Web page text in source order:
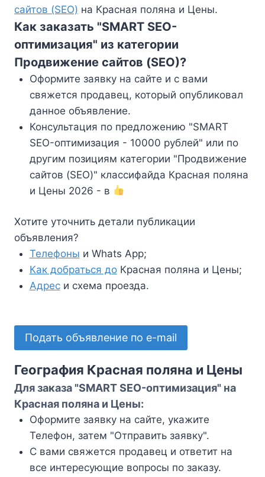
сайтов (SEO) на Красная поляна и Цены.
Как заказать "SMART SEO-
оптимизация" из категории
Продвижение сайтов (SEO)?
Оформите заявку на сайте и с вами
свяжется продавец, который опубликовал
данное объявление.
Консультация по предложению "SMART
SEO-оптимизация - 10000 рублей" или по
другим позициям категории "Продвижение
сайтов (SEO)" классифайда Красная поляна
и Цены 2026 - в
Хотите уточнить детали публикации
объявления?
Телефоны и Whats App;
Как добраться доКрасная поляна и Цены;
Адреси схема проезда.
Подать объявление по e-mail
География Красная поляна и Цены
Для заказа "SMART SEO-оптимизация" на
Красная поляна и Цены:
Оформите заявку на сайте, укажите
Телефон, затем "Отправить заявку".
С вами свяжется продавец и ответит на
все интересующие вопросы по заказу.